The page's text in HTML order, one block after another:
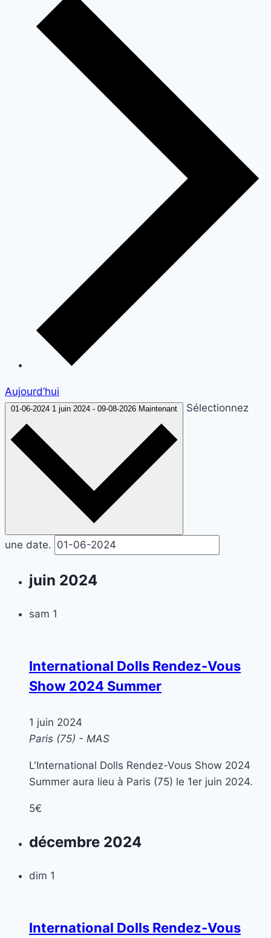
Aujourd’hui
01-06-2024 1 juin 2024 - 09-08-2026 Maintenant Sélectionnez
une date.
juin 2024
sam 1
International Dolls Rendez-Vous
Show 2024 Summer
1 juin 2024
Paris (75) - MAS
L'International Dolls Rendez-Vous Show 2024
Summer aura lieu à Paris (75) le 1er juin 2024.
5€
décembre 2024
dim 1
International Dolls Rendez-Vous